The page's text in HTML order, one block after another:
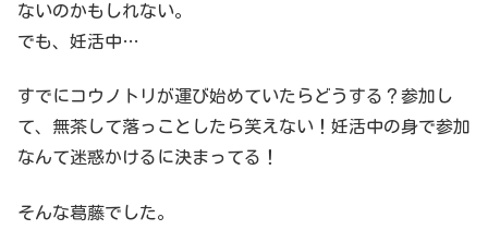
ないのかもしれない。
でも、妊活中…
すでにコウノトリが運び始めていたらどうする？参加し
て、無茶して落っことしたら笑えない！妊活中の身で参加
なんて迷惑かけるに決まってる！
そんな葛藤でした。